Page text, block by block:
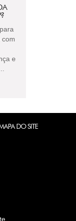
com
e
DO SITE